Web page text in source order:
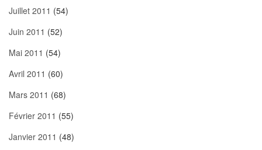
Juillet 2011 (54)
Juin 2011 (52)
Mai 2011 (54)
Avril 2011 (60)
Mars 2011 (68)
Février 2011 (55)
Janvier 2011 (48)